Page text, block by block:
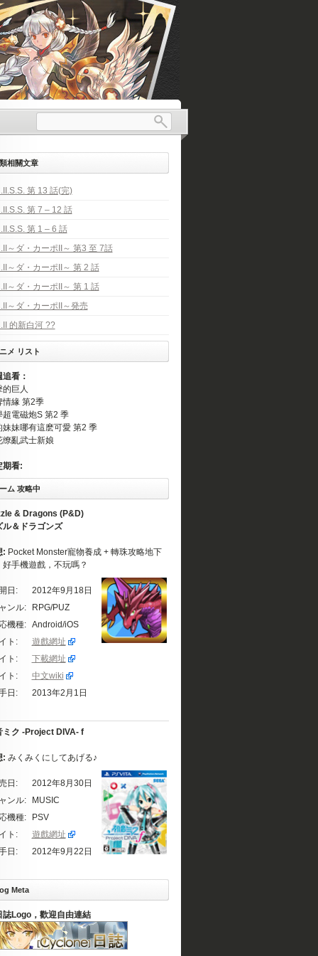
相關文章
第 13 話(完)
第 7 – 12 話
第 1 – 6 話
～ダ・カーポII～ 第3 至 7話
～ダ・カーポII～ 第 2 話
～ダ・カーポII～ 第 1 話
～ダ・カーポII～発売
的新白河 ??
メ リスト
看：
的巨人
情緣 第2季
超電磁炮S 第2 季
妹妹哪有這麽可愛 第2 季
缭亂武士新娘
期看:
ム 攻略中
& Dragons (P&D)
ル＆ドラゴンズ
: Pocket Monster寵物養成 + 轉珠攻略地下
好手機遊戲，不玩嗎？
日:
2012年9月18日
ンル:
RPG/PUZ
機種:
Android/iOS
ト:
遊戲網址
ト:
下載網址
ト:
中文wiki
日:
2013年2月1日
ミク -Project DIVA- f
: みくみくにしてあげる♪
日:
2012年8月30日
ンル:
MUSIC
機種:
PSV
ト:
遊戲網址
日:
2012年9月22日
Meta
誌Logo，歡迎自由連結